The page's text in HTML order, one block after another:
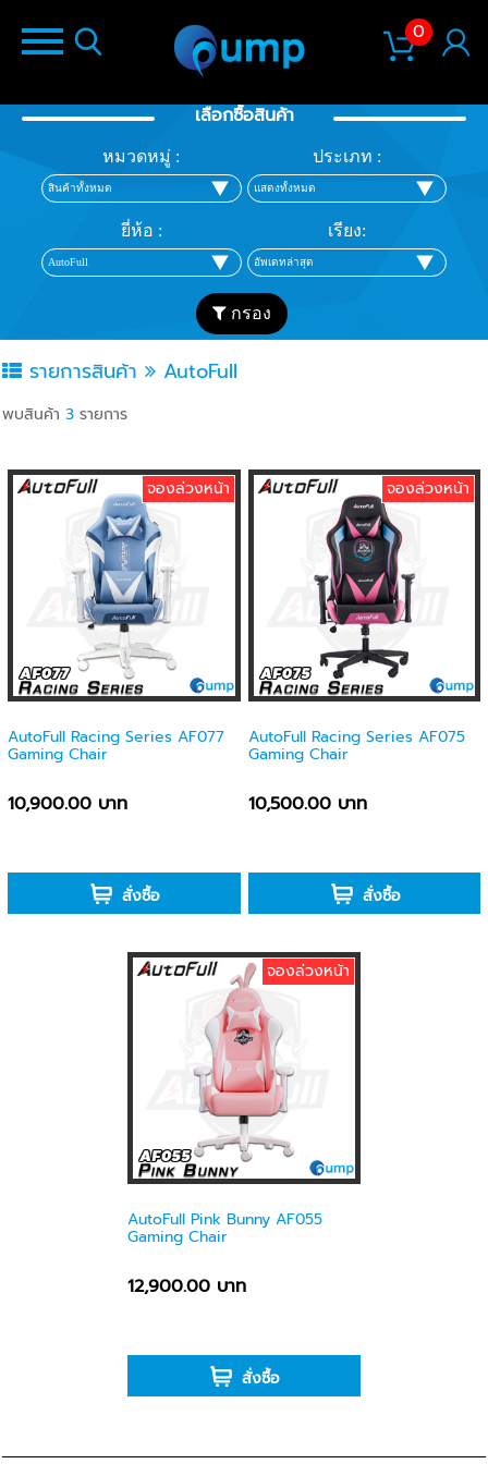
0
เลือกซื้อสินค้า
หมวดหมู่ : ประเภท :
ยี่ห้อ : เรียง:
กรอง
รายการสินค้า AutoFull
พบสินค้า 3 รายการ
จองล่วงหน้า
AutoFull Racing Series AF077
Gaming Chair
10,900.00 บาท
สั่งซื้อ
จองล่วงหน้า
AutoFull Racing Series AF075
Gaming Chair
10,500.00 บาท
สั่งซื้อ
จองล่วงหน้า
AutoFull Pink Bunny AF055
Gaming Chair
12,900.00 บาท
สั่งซื้อ